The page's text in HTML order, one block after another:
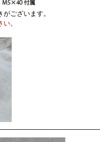
ございます。
。